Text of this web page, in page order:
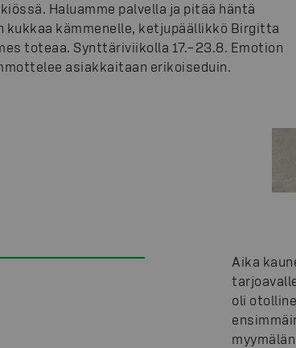
Haluamme palvella ja pitää häntä
kukkaa kämmenelle, ketjupäällikkö Birgitta
toteaa. Synttäriviikolla 17.–23.8. Emotion
asiakkaitaan erikoiseduin.
Aika
oli